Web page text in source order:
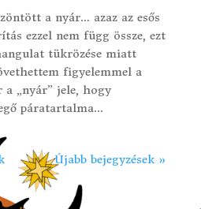
a nyár… azaz az esős
ezzel nem függ össze, ezt
tükrözése miatt
figyelemmel a
„nyár” jele, hogy
páratartalma...
Újabb bejegyzések »